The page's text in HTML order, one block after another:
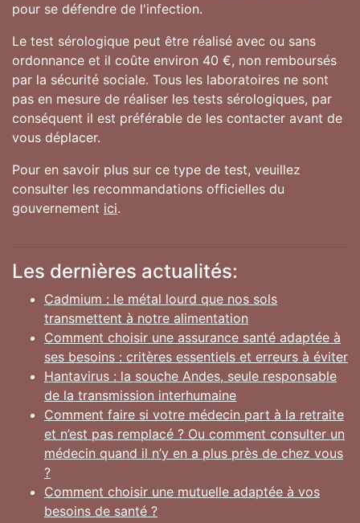
pour se défendre de l'infection.
Le test sérologique peut être réalisé avec ou sans
ordonnance et il coûte environ 40 €, non remboursés
par la sécurité sociale. Tous les laboratoires ne sont
pas en mesure de réaliser les tests sérologiques, par
conséquent il est préférable de les contacter avant de
vous déplacer.
Pour en savoir plus sur ce type de test, veuillez
consulter les recommandations officielles du
gouvernement ici.
Les dernières actualités:
Cadmium : le métal lourd que nos sols
transmettent à notre alimentation
Comment choisir une assurance santé adaptée à
ses besoins : critères essentiels et erreurs à éviter
Hantavirus : la souche Andes, seule responsable
de la transmission interhumaine
Comment faire si votre médecin part à la retraite
et n’est pas remplacé ? Ou comment consulter un
médecin quand il n’y en a plus près de chez vous
?
Comment choisir une mutuelle adaptée à vos
besoins de santé ?